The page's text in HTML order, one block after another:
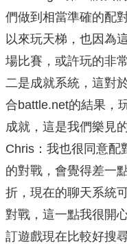
們做到相當準確的配
以來玩天梯，也因為
場比賽，或許玩的非
二是成就系統，這對
合battle.net的結果，
成就，這是我們樂見的
Chris：我也很同意配
的對戰，會覺得差一
折，現在的聊天系統
對戰，這一點我很開
訂遊戲現在比較好搜